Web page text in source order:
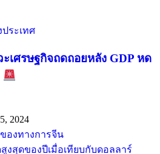
ระเทศ
เศรษฐกิจถดถอยหลัง GDP หด
2024
องทางการจีน
งสุดของปีเมื่อเทียบกับดอลลาร์